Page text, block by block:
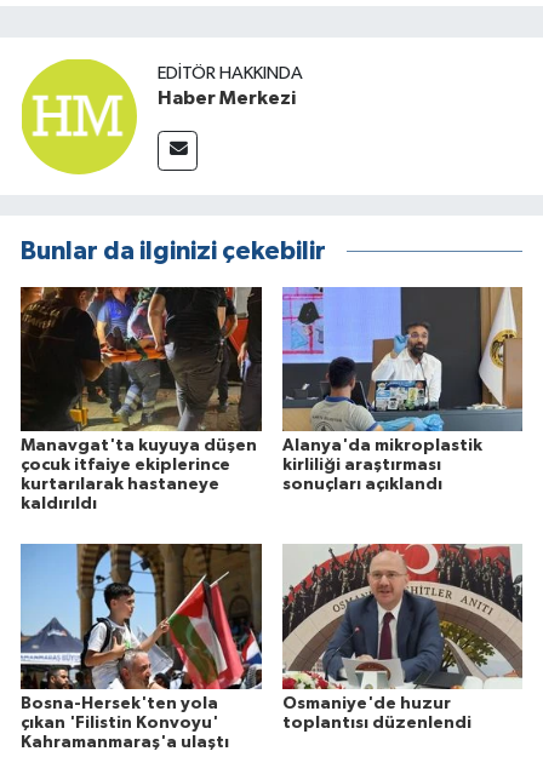
EDITÖR HAKKINDA
Haber Merkezi
Bunlar da ilginizi çekebilir
Manavgat'ta kuyuya düşen
çocuk itfaiye ekiplerince
kurtarılarak hastaneye
kaldırıldı
Alanya'da mikroplastik
kirliliği araştırması
sonuçları açıklandı
Bosna-Hersek'ten yola
çıkan 'Filistin Konvoyu'
Kahramanmaraş'a ulaştı
Osmaniye'de huzur
toplantısı düzenlendi